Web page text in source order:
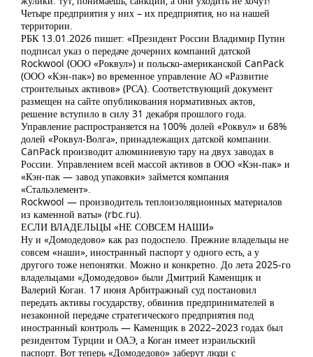
Четыре предприятия у них – их предприятия, но на нашей
территории.
РБК 13.01.2026 пишет: «Президент России Владимир Путин
подписал указ о передаче дочерних компаний датской
Rockwool (ООО «Роквул») и польско-американской CanPack
(ООО «Кэн-пак») во временное управление АО «Развитие
строительных активов» (РСА). Соответствующий документ
размещен на сайте опубликования нормативных актов,
решение вступило в силу 31 декабря прошлого года.
Управление распространяется на 100% долей «Роквул» и 68%
долей «Роквул-Волга», принадлежащих датской компании.
CanPack производит алюминиевую тару на двух заводах в
России. Управлением всей массой активов в ООО «Кэн-пак» и
«Кэн-пак — завод упаковки» займется компания
«Стальэлемент».
Rockwool — производитель теплоизоляционных материалов
из каменной ваты» (rbc.ru).
ЕСЛИ ВЛАДЕЛЬЦЫ «НЕ СОВСЕМ НАШИ»
Ну и «Домодедово» как раз подоспело. Прежние владельцы не
совсем «наши», иностранный паспорт у одного есть, а у
другого тоже непонятки. Можно и конкретно. До лета 2025-го
владельцами «Домодедово» были Дмитрий Каменщик и
Валерий Коган. 17 июня Арбитражный суд постановил
передать активы государству, обвинив предпринимателей в
незаконной передаче стратегического предприятия под
иностранный контроль — Каменщик в 2022–2023 годах был
резидентом Турции и ОАЭ, а Коган имеет израильский
паспорт. Вот теперь «Домодедово» заберут люди с